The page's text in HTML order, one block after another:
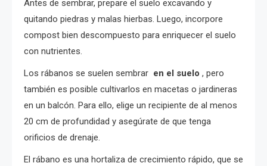
Antes de sembrar, prepare el suelo excavando y
quitando piedras y malas hierbas. Luego, incorpore
compost bien descompuesto para enriquecer el suelo
con nutrientes.
Los rábanos se suelen sembrar en el suelo , pero
también es posible cultivarlos en macetas o jardineras
en un balcón. Para ello, elige un recipiente de al menos
20 cm de profundidad y asegúrate de que tenga
orificios de drenaje.
El rábano es una hortaliza de crecimiento rápido, que se